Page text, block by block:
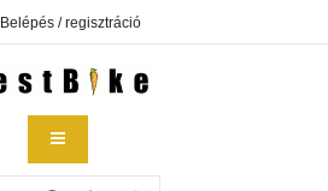
Belépés / regisztráció